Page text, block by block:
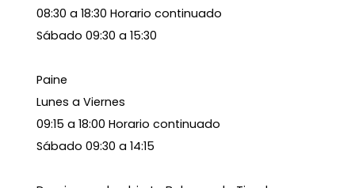
08:30 a 18:30 Horario continuado
Sábado 09:30 a 15:30
Paine
Lunes a Viernes
09:15 a 18:00 Horario continuado
Sábado 09:30 a 14:15